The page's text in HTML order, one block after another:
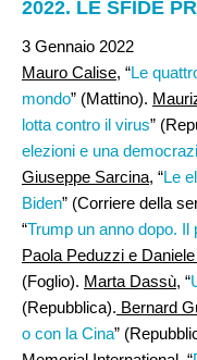
2022. LE SFIDE
3 Gennaio 2022
Mauro Calise, “Le
mondo” (Mattino).
lotta contro il virus”
elezioni e una
Giuseppe Sarcina, “Le
Biden” (Corriere della
“Trump un anno dopo. Il
Paola Peduzzi e
(Foglio). Marta Dassù, “
(Repubblica). Bernard
o con la Cina”